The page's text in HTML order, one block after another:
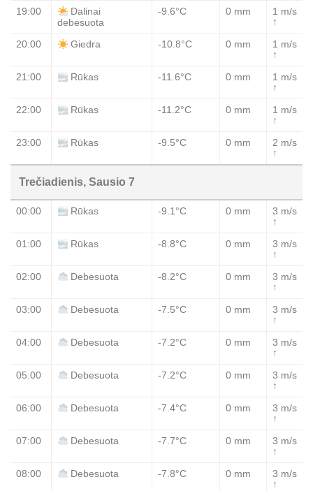
19:00
Dalinai
debesuota
-9.6°C 0 mm
1 m/s
↑
20:00 Giedra -10.8°C 0 mm
1 m/s
↑
21:00 Rūkas -11.6°C 0 mm
1 m/s
↑
22:00 Rūkas -11.2°C 0 mm
1 m/s
↑
23:00 Rūkas -9.5°C 0 mm
2 m/s
↑
Trečiadienis, Sausio 7
00:00 Rūkas -9.1°C 0 mm
3 m/s
↑
01:00 Rūkas -8.8°C 0 mm
3 m/s
↑
02:00 Debesuota -8.2°C 0 mm
3 m/s
↑
03:00 Debesuota -7.5°C 0 mm
3 m/s
↑
04:00 Debesuota -7.2°C 0 mm
3 m/s
↑
05:00 Debesuota -7.2°C 0 mm
3 m/s
↑
06:00 Debesuota -7.4°C 0 mm
3 m/s
↑
07:00 Debesuota -7.7°C 0 mm
3 m/s
↑
08:00 Debesuota -7.8°C 0 mm
3 m/s
↑